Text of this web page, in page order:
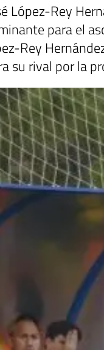
López-Rey
para el
Rey
su rival por la